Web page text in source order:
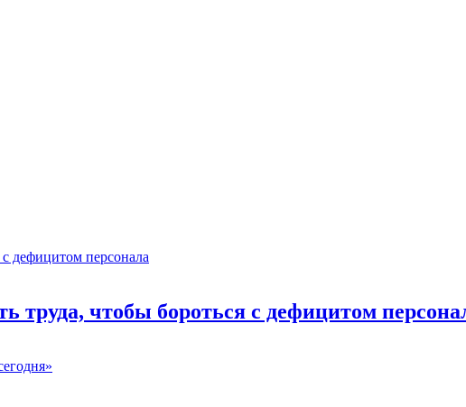
чтобы бороться с дефицитом